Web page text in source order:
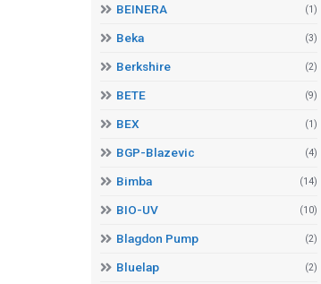
BEINERA (1)
Beka (3)
Berkshire (2)
BETE (9)
BEX (1)
BGP-Blazevic (4)
Bimba (14)
BIO-UV (10)
Blagdon Pump (2)
Bluelap (2)